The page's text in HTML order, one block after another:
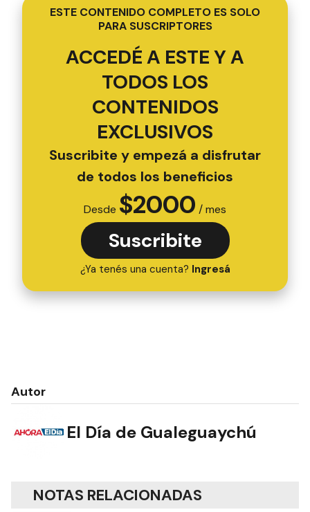
ESTE CONTENIDO COMPLETO ES SOLO
PARA SUSCRIPTORES
ACCEDÉ A ESTE Y A
TODOS LOS
CONTENIDOS
EXCLUSIVOS
Suscribite y empezá a disfrutar
de todos los beneficios
Desde $2000 / mes
Suscribite
¿Ya tenés una cuenta? Ingresá
Autor
El Día de Gualeguaychú
NOTAS RELACIONADAS